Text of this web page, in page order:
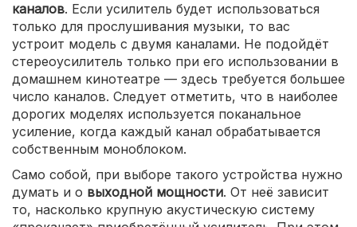
каналов. Если усилитель будет использоваться
только для прослушивания музыки, то вас
устроит модель с двумя каналами. Не подойдёт
стереоусилитель только при его использовании в
домашнем кинотеатре — здесь требуется большее
число каналов. Следует отметить, что в наиболее
дорогих моделях используется поканальное
усиление, когда каждый канал обрабатывается
собственным моноблоком.
Само собой, при выборе такого устройства нужно
думать и о выходной мощности. От неё зависит
то, насколько крупную акустическую систему